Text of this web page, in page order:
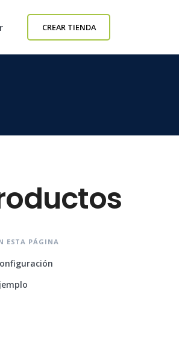
CREAR TIENDA
ESTA PÁGINA